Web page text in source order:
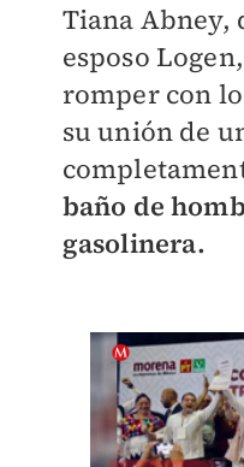
Tiana Abney,
esposo
romper con
su unión de
baño de
gasolinera.